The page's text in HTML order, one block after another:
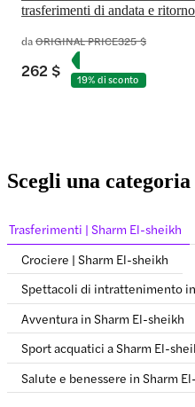
trasferimenti di andata e ritorno
daORIGINAL PRICE325 $
262 $ 19% di sconto
Scegli una categoria
Trasferimenti | Sharm El-sheikh
Crociere | Sharm El-sheikh
Spettacoli di intrattenimento
Avventura in Sharm El-sheikh
Sport acquatici a Sharm El-
Salute e benessere in Sharm